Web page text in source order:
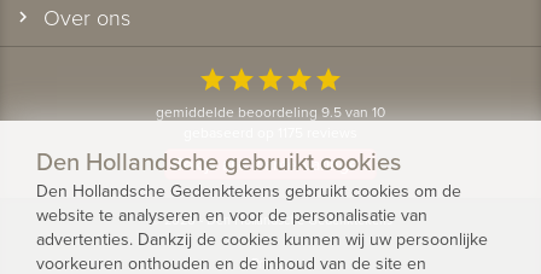
Over ons
starstarstarstarstar
gemiddelde beoordeling 9.5 van 10
Bekijk alle klantervaringen
© 2026 - Den Hollandsche Gedenktekens
Privacy
Den Hollandsche gebruikt cookies
Den Hollandsche Gedenktekens gebruikt cookies om de
website te analyseren en voor de personalisatie van
advertenties. Dankzij de cookies kunnen wij uw persoonlijke
voorkeuren onthouden en de inhoud van de site en